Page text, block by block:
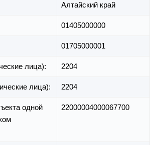
Алтайский край
01405000000
01705000001
лица): 2204
лица): 2204
одной
22000004000067700